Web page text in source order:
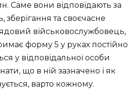
Саме вони відповідають за
зберігання та своєчасне
військовослужбовець,
форму 5 у руках постійно
у відповідальної особи
що в ній зазначено і як
варто кожному.